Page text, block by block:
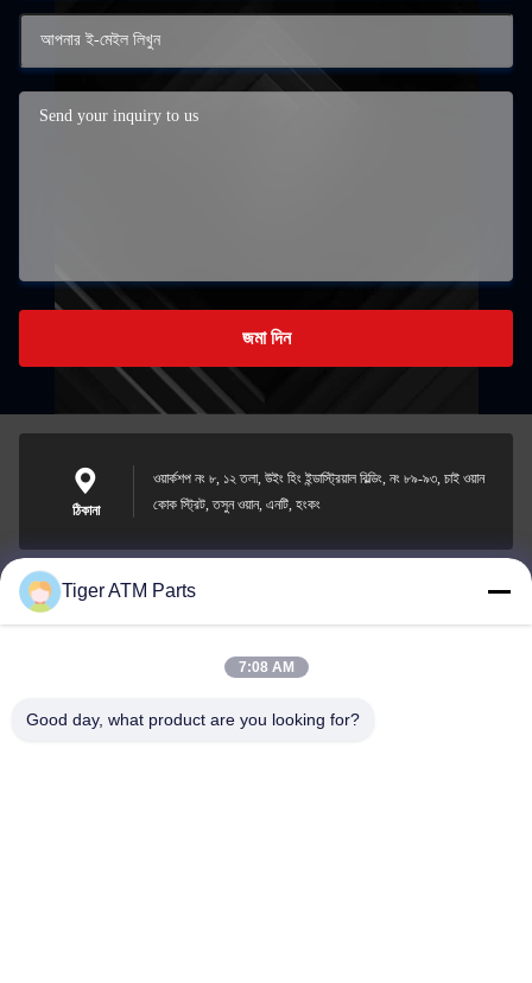
জমা দিন
ঠিকানা
ওয়ার্কশপ নং ৮, ১২ তলা, উইং হিং ইন্ডাস্ট্রিয়াল বিল্ডিং, নং ৮৯-৯৩, চাই ওয়ান
কোক স্ট্রিট, তসুন ওয়ান, এনটি, হংকং
sales@atmpart.com.cn
Tiger ATM Parts
7:08 AM
Good day, what product are you looking for?